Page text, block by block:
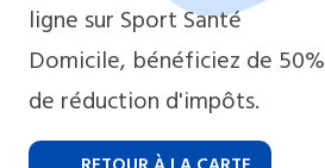
ligne sur Sport Santé
Domicile, bénéficiez de 50%
de réduction d'impôts.